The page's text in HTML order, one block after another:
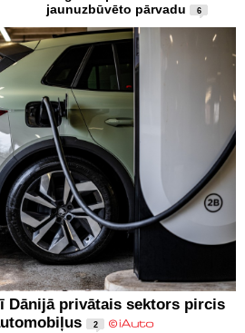
jaunuzbūvēto pārvadu
6
Dānijā privātais sektors pircis
2